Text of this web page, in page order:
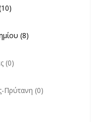
filter
filter
(8)
(0)
Πρύτανη (0)